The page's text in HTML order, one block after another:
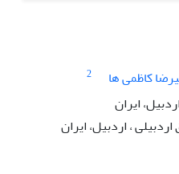
کاظمی ها
2
ایران
، اردبیل، ایران